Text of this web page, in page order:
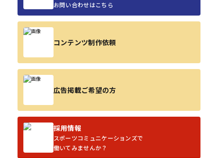
お問い合わせはこちら
コンテンツ制作依頼
広告掲載ご希望の方
採用情報
スポーツコミュニケーションズで
働いてみませんか？